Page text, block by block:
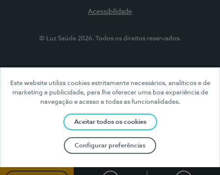
Este website utiliza cookies estritamente necessários, analíticos e de
marketing e publicidade, para lhe oferecer uma boa experiência de
navegação e acesso a todas as funcionalidades.
Aceitar todos os cookies
Configurar preferências
Acessibilidade
© Luz Saúde 2026. Todos os direitos reservados.